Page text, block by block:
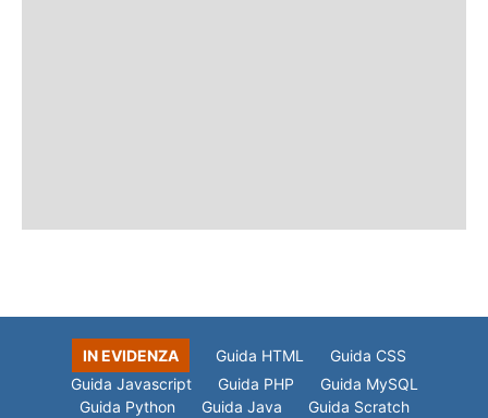
IN EVIDENZA Guida HTML
Guida CSS
Guida Javascript
Guida PHP
Guida MySQL
Guida Python
Guida Java
Guida Scratch